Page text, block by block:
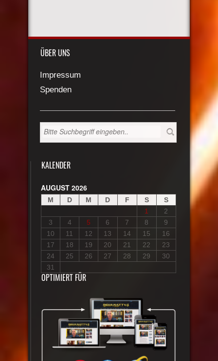
ÜBER UNS
Impressum
Spenden
KALENDER
AUGUST 2026
M D M D F S
S
1
2
3
4 5 6 7 8
9
10
11 12 13 14 15
16
17
18 19 20 21 22
23
24
25 26 27 28 29
30
31
OPTIMIERT FÜR